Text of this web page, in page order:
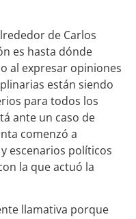
de Carlos
es hasta dónde
al expresar opiniones
están siendo
para todos los
ante un caso de
comenzó a
escenarios políticos
la que actuó la
llamativa porque